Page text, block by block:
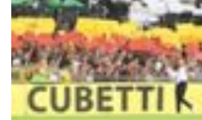
Robe di Kappa x Genoa
Vintage Collection
Red&Blue Voices